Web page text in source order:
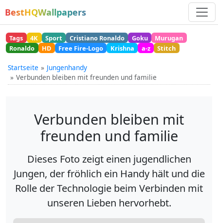
BestHQWallpapers
Tags 4K Sport Cristiano Ronaldo Goku
Murugan
Ronaldo
HD Free Fire-Logo Krishna a-z Stitch
Startseite
Jungenhandy
Verbunden bleiben mit freunden und familie
Verbunden bleiben mit
freunden und familie
Dieses Foto zeigt einen jugendlichen
Jungen, der fröhlich ein Handy hält und die
Rolle der Technologie beim Verbinden mit
unseren Lieben hervorhebt.